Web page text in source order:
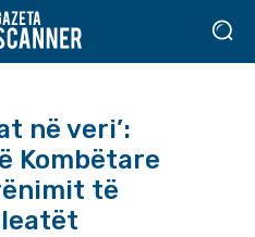
në veri’:
Kombëtare
të